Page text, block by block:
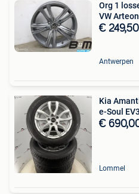
Org 1
VW
€ 249,50
Antwerpen
Kia
e-Soul
€
Lommel